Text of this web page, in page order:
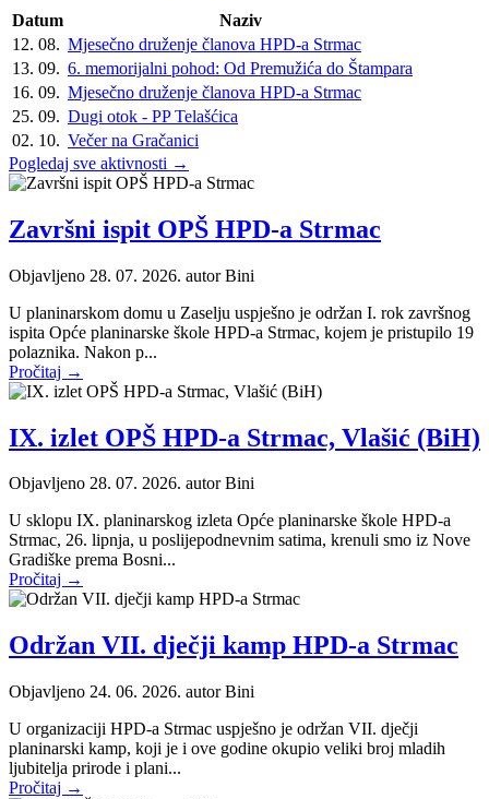
Datum
Naziv
12. 08. Mjesečno druženje članova HPD-a Strmac
13. 09. 6. memorijalni pohod: Od Premužića do Štampara
16. 09. Mjesečno druženje članova HPD-a Strmac
25. 09. Dugi otok - PP Telašćica
02. 10. Večer na Gračanici
Pogledaj sve aktivnosti →
Završni ispit OPŠ HPD-a Strmac
Objavljeno 28. 07. 2026. autorBini
U planinarskom domu u Zaselju uspješno je održan I. rok završnog
ispita Opće planinarske škole HPD-a Strmac, kojem je pristupilo 19
polaznika. Nakon p...
Pročitaj →
IX. izlet OPŠ HPD-a Strmac, Vlašić (BiH)
Objavljeno 28. 07. 2026. autorBini
U sklopu IX. planinarskog izleta Opće planinarske škole HPD-a
Strmac, 26. lipnja, u poslijepodnevnim satima, krenuli smo iz Nove
Gradiške prema Bosni...
Pročitaj →
Održan VII. dječji kamp HPD-a Strmac
Objavljeno 24. 06. 2026. autorBini
U organizaciji HPD-a Strmac uspješno je održan VII. dječji
planinarski kamp, koji je i ove godine okupio veliki broj mladih
ljubitelja prirode i plani...
Pročitaj →